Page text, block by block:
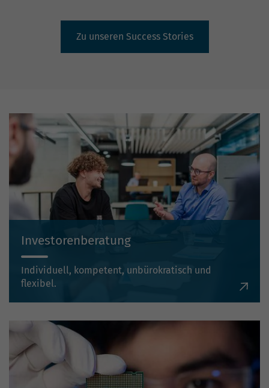
Zu unseren Success Stories
Investorenberatung
Individuell, kompetent, unbürokratisch und
flexibel.